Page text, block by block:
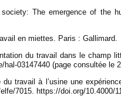
society: The emergence of the
en miettes. Paris : Gallimard.
du travail dans le champ
03147440 (page consultée le
du travail à l’usine une
7015. https://doi.org/10.4000/